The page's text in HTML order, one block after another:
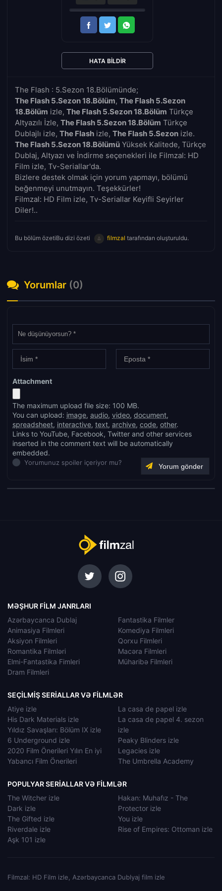
The Flash : 5.Sezon 18.Bölümünde;
The Flash 5.Sezon 18.Bölüm, The Flash 5.Sezon
18.Bölüm izle, The Flash 5.Sezon 18.Bölüm Türkçe
Altyazılı İzle, The Flash 5.Sezon 18.Bölüm Türkçe
Dublajlı izle, The Flash izle, The Flash 5.Sezon izle.
The Flash 5.Sezon 18.Bölümü Yüksek Kalitede, Türkçe
Dublaj, Altyazı ve İndirme seçenekleri ile Filmzal: HD
Film izle, Tv-Seriallar'da.
Bizlere destek olmak için yorum yapmayı, bölümü
beğenmeyi unutmayın. Teşekkürler!
Filmzal: HD Film izle, Tv-Seriallar Keyifli Seyirler
Diler!..
Bu bölüm özetiBu dizi özeti filmzal tarafından oluşturuldu.
HATA BILDIR
Yorumlar (0)
Attachment
The maximum upload file size: 100 MB.
You can upload: image, audio, video, document,
spreadsheet, interactive, text, archive, code, other.
Links to YouTube, Facebook, Twitter and other services
inserted in the comment text will be automatically
embedded.
Yorumunuz spoiler içeriyor mu?
MƏŞHUR FILM JANRLARI
Azərbaycanca Dublaj
Animasiya Filmleri
Aksiyon Filmleri
Romantika Filmləri
Elmi-Fantastika Fimleri
Dram Filmleri
Fantastika Filmler
Komediya Filmleri
Qorxu Filmleri
Macəra Filmleri
Müharibə Filmleri
SEÇILMIŞ SERIALLAR VƏ FILMLƏR
Atiye izle
His Dark Materials izle
Yıldız Savaşları: Bölüm IX izle
6 Underground izle
2020 Film Önerileri Yılın En iyi
Yabancı Film Önerileri
La casa de papel izle
La casa de papel 4. sezon
izle
Peaky Blinders izle
Legacies izle
The Umbrella Academy
POPULYAR SERIALLAR VƏ FILMLƏR
The Witcher izle
Dark izle
The Gifted izle
Riverdale izle
Aşk 101 izle
Hakan: Muhafız - The
Protector izle
You izle
Rise of Empires: Ottoman izle
Filmzal: HD Film izle, Azərbaycanca Dublyaj film izle